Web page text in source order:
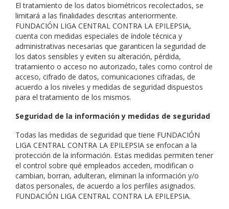
El tratamiento de los datos biométricos recolectados, se
limitará a las finalidades descritas anteriormente.
FUNDACIÓN LIGA CENTRAL CONTRA LA EPILEPSIA,
cuenta con medidas especiales de índole técnica y
administrativas necesarias que garanticen la seguridad de
los datos sensibles y eviten su alteración, pérdida,
tratamiento o acceso no autorizado, tales como control de
acceso, cifrado de datos, comunicaciones cifradas, de
acuerdo a los niveles y medidas de seguridad dispuestos
para el tratamiento de los mismos.
Seguridad de la información y medidas de seguridad
Todas las medidas de seguridad que tiene FUNDACIÓN
LIGA CENTRAL CONTRA LA EPILEPSIA se enfocan a la
protección de la información. Estas medidas permiten tener
el control sobre qué empleados acceden, modifican o
cambian, borran, adulteran, eliminan la información y/o
datos personales, de acuerdo a los perfiles asignados.
FUNDACIÓN LIGA CENTRAL CONTRA LA EPILEPSIA.